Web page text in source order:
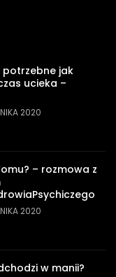
potrzebne jak
ucieka –
2020
– rozmowa z
2020
w manii?